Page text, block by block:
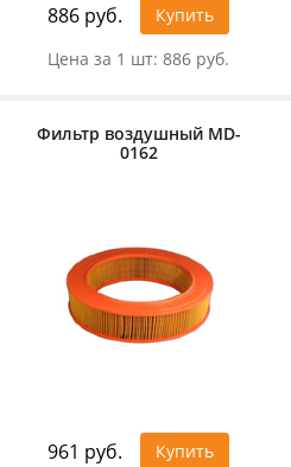
886 руб.
Купить
Цена за 1 шт:886 руб.
Фильтр воздушный MD-
0162
961 руб.
Купить